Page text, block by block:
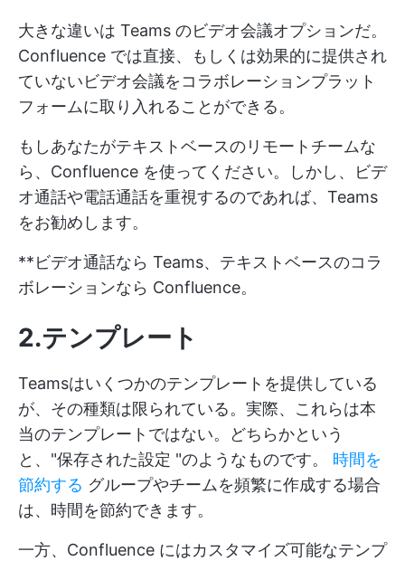
大きな違いは Teams のビデオ会議オプションだ。
Confluence では直接、もしくは効果的に提供され
ていないビデオ会議をコラボレーションプラット
フォームに取り入れることができる。
もしあなたがテキストベースのリモートチームな
ら、Confluence を使ってください。しかし、ビデ
オ通話や電話通話を重視するのであれば、Teams
をお勧めします。
**ビデオ通話なら Teams、テキストベースのコラ
ボレーションなら Confluence。
2.テンプレート
Teamsはいくつかのテンプレートを提供している
が、その種類は限られている。実際、これらは本
当のテンプレートではない。どちらかという
と、"保存された設定 "のようなものです。 時間を
節約する グループやチームを頻繁に作成する場合
は、時間を節約できます。
一方、Confluence にはカスタマイズ可能なテンプ